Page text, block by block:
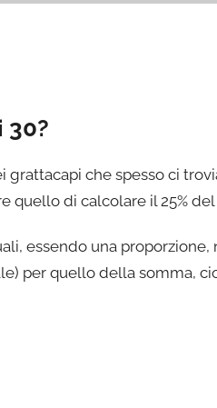
30?
che spesso ci
quello di calcolare il 25%
essendo una
per quello della somma,